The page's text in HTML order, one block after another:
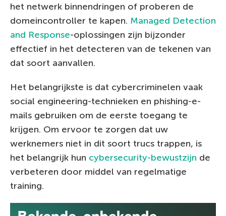
het netwerk binnendringen of proberen de
domeincontroller te kapen. Managed Detection
and Response-oplossingen zijn bijzonder
effectief in het detecteren van de tekenen van
dat soort aanvallen.
Het belangrijkste is dat cybercriminelen vaak
social engineering-technieken en phishing-e-
mails gebruiken om de eerste toegang te
krijgen. Om ervoor te zorgen dat uw
werknemers niet in dit soort trucs trappen, is
het belangrijk hun cybersecurity-bewustzijn de
verbeteren door middel van regelmatige
training.